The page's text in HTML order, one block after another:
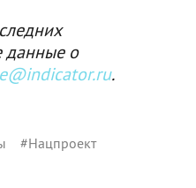
данные о
.
#Нацпроект